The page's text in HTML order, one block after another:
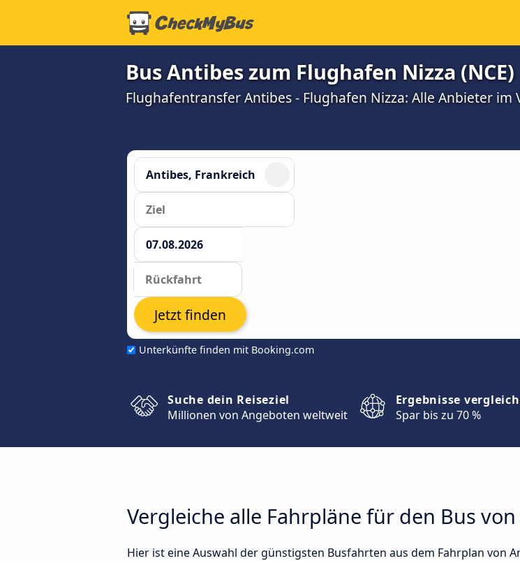
Bus Antibes zum Flughafen Nizza (NCE)
Flughafentransfer Antibes - Flughafen Nizza: Alle Anbieter im
Unterkünfte finden mit Booking.com
Jetzt finden
Suche dein Reiseziel
Millionen von Angeboten weltweit
Ergebnisse
Spar bis zu 70 %
Vergleiche alle Fahrpläne für den Bus
Hier ist eine Auswahl der günstigsten Busfahrten aus dem Fahrplan von